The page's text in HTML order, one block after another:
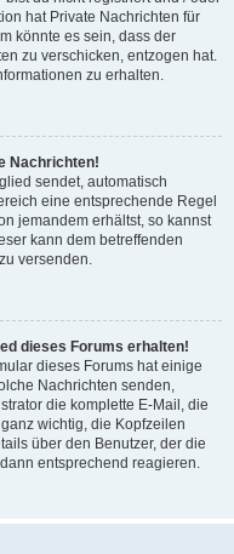
hat Private Nachrichten für
könnte es sein, dass der
zu verschicken, entzogen hat.
zu erhalten.
Nachrichten!
sendet, automatisch
eine entsprechende Regel
jemandem erhältst, so kannst
kann dem betreffenden
versenden.
dieses Forums erhalten!
dieses Forums hat einige
Nachrichten senden,
die komplette E-Mail, die
wichtig, die Kopfzeilen
über den Benutzer, der die
entsprechend reagieren.